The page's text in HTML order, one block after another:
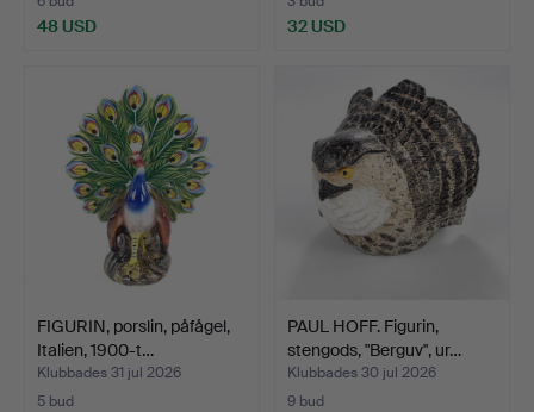
48 USD 32 USD
FIGURIN, porslin, påfågel,
Italien, 1900-t…
Klubbades 31 jul 2026
5 bud
PAUL HOFF. Figurin,
stengods, "Berguv", ur…
Klubbades 30 jul 2026
9 bud